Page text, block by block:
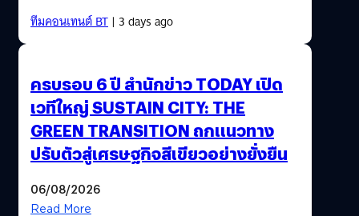
ทีมคอนเทนต์ BT| 3 days ago
ครบรอบ 6 ปี สำนักข่าว TODAY เปิด
เวทีใหญ่ SUSTAIN CITY: THE
GREEN TRANSITION ถกแนวทาง
ปรับตัวสู่เศรษฐกิจสีเขียวอย่างยั่งยืน
06/08/2026
Read More